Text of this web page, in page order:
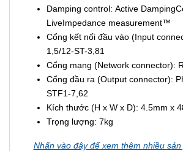
Damping control: Active
LiveImpedance measurement™
Cổng kết nối đầu vào (Input
1,5/12-ST-3,81
Cổng mạng (Network connector):
Cổng đầu ra (Output connector):
STF1-7,62
Kích thước (H x W x D): 4.5mm x
Trọng lượng: 7kg
Nhấn vào đây để xem thêm nhiều